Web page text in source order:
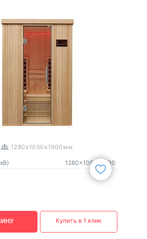
1280x1050x1900мм
1280x1050x1900
Купить в 1 клик